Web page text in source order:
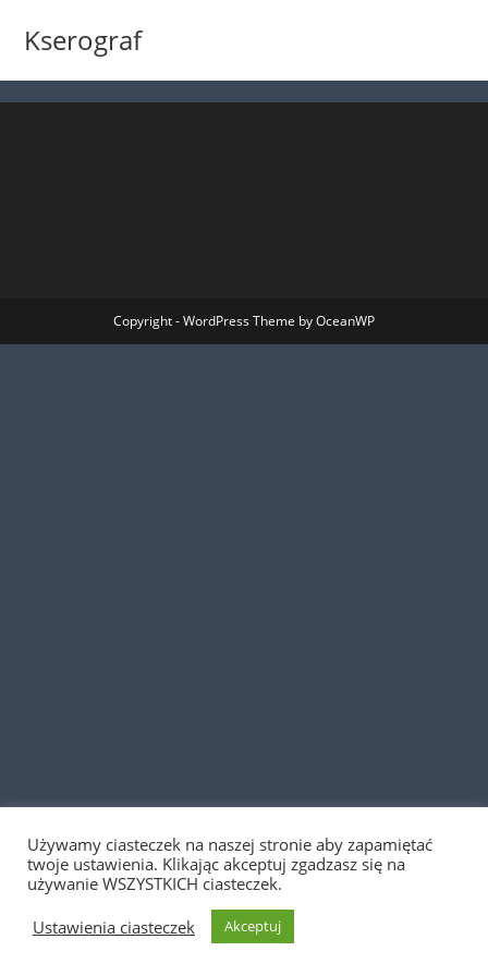
Kserograf
Copyright - WordPress Theme by OceanWP
Używamy ciasteczek na naszej stronie aby zapamiętać
twoje ustawienia. Klikając akceptuj zgadzasz się na
używanie WSZYSTKICH ciasteczek.
Ustawienia ciasteczek
Akceptuj
Sklep w przebudowie— Zamówienia nie będą
realizowane, prosimy o kontakt telefoniczny bądź